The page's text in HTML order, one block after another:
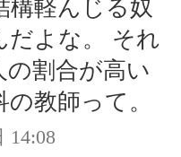
構軽んじる奴
だよな。 それ
の割合が高い
教師って。
14:08